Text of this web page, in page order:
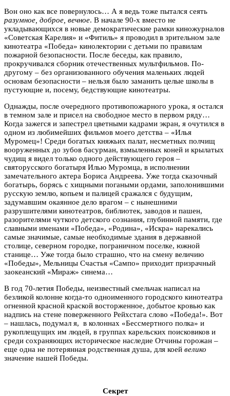
Вон оно как все повернулось… А я ведь тоже пытался сеять
разумное, доброе, вечное. В начале 90-х вместо не
укладывающихся в новые демократические рамки киножурналов
«Советская Карелия» и «Фитиль» я проводил в зрительном зале
кинотеатра «Победа» кинолектории с детьми по правилам
пожарной безопасности. После беседы, как правило,
прокручивался сборник отечественных мультфильмов. По-
другому – без организованного обучения маленьких людей
основам безопасности – нельзя было заманить целые школы в
пустующие и, посему, бедствующие кинотеатры.
Однажды, после очередного противопожарного урока, я остался
в темном зале и присел на свободное место в первом ряду…
Когда зажегся и запестрел цветными кадрами экран, я очутился в
одном из любимейших фильмов моего детства – «Илья
Муромец»! Среди богатых княжьих палат, несметных полчищ
вооруженных до зубов басурман, взмыленных коней и крылатых
чудищ я видел только одного действующего героя –
святорусского богатыря Илью Муромца, в исполнении
замечательного актера Бориса Андреева. Уже тогда сказочный
богатырь, борясь с хищными погаными ордами, заполонившими
русскую землю, копьем и палицей сражался с будущим,
задумавшим окаянное дело врагом – с нынешними
разрушителями кинотеатров, библиотек, заводов и пашен,
разорителями чуткого детского сознания, глубинной памяти, где
славными именами «Победа», «Родина», «Искра» нарекались
самые значимые, самые необходимые здания в державной
столице, северном городке, пограничном поселке, южной
станице… Уже тогда было страшно, что на смену величию
«Победы», Мельницы Счастья «Сампо» приходит призрачный
заокеанский «Мираж» синема…
В год 70-летия Победы, неизвестный смельчак написал на
безликой колонне когда-то одноименного городского кинотеатра
огненной красной краской восторженное, добытое кровью как
надпись на стене поверженного Рейхстага слово «Победа!». Вот
– нашлась, подумал я, в колоннах «Бессмертного полка» и
рукоплещущих им людей, в группах карельских поисковиков и
среди сохраняющих историческое наследие Отчины горожан –
еще одна не потерянная родственная душа, для коей велико
значение нашей Победы.
Секрет